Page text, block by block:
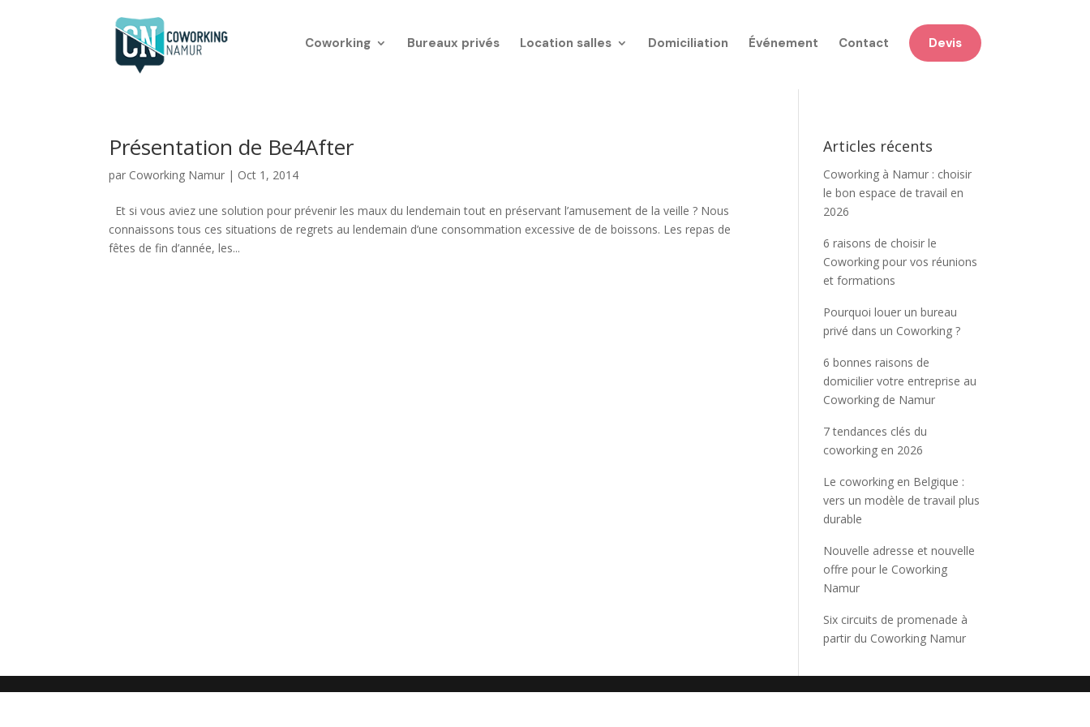
Coworking Bureaux privés Location salles Domiciliation Événement Contact Devis
Présentation de Be4After
par Coworking Namur | Oct 1, 2014
Et si vous aviez une solution pour prévenir les maux du lendemain tout en préservant l’amusement de la veille ? Nous
connaissons tous ces situations de regrets au lendemain d’une consommation excessive de de boissons. Les repas de
fêtes de fin d’année, les...
Articles récents
Coworking à Namur : choisir
le bon espace de travail en
2026
6 raisons de choisir le
Coworking pour vos réunions
et formations
Pourquoi louer un bureau
privé dans un Coworking ?
6 bonnes raisons de
domicilier votre entreprise au
Coworking de Namur
7 tendances clés du
coworking en 2026
Le coworking en Belgique :
vers un modèle de travail plus
durable
Nouvelle adresse et nouvelle
offre pour le Coworking
Namur
Six circuits de promenade à
partir du Coworking Namur